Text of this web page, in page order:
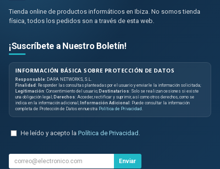
Tienda online de productos informáticos en Ibiza. No somos tienda
física, todos los pedidos son a través de esta web.
¡Suscríbete a Nuestro Boletín!
INFORMACIÓN BÁSICA SOBRE PROTECCIÓN DE DATOS
Responsable: DARA NETWORKS, S.L.
Finalidad : Responder las consultas planteadas por el usuario y enviarle la información solicitada;
Legitimación: Consentimiento del usuario; Destinatarios: Solo se realizan cesiones si existe
una obligación legal; Derechos: Acceder, rectificar y suprimir, así como otros derechos, como se
indica en la información adicional; Información Adicional : Puede consultar la información
completa de Protección de Datos en nuestra Política de Privacidad
He leído y acepto la Política de Privacidad
Enviar